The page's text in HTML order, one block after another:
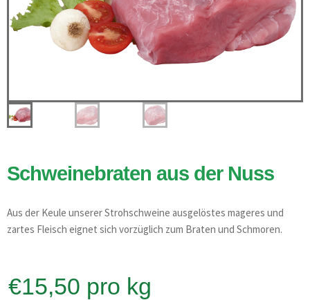
Schweinebraten aus der Nuss
Aus der Keule unserer Strohschweine ausgelöstes mageres und
zartes Fleisch eignet sich vorzüglich zum Braten und Schmoren.
€15,50 pro kg